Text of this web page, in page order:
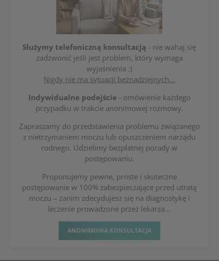
Służymy telefoniczną konsultacją - nie wahaj się
zadzwonić jeśli jest problem, który wymaga
wyjaśnienia :)
Nigdy nie ma sytuacji beznadziejnych…
Indywidualne podejście - omówienie każdego
przypadku w trakcie anonimowej rozmowy.
Zapraszamy do przedstawienia problemu związanego
z nietrzymaniem moczu lub opuszczeniem narządu
rodnego. Udzielimy bezpłatnej porady w
postępowaniu.
Proponujemy pewne, proste i skuteczne
postępowanie w 100% zabezpieczające przed utratą
moczu – zanim zdecydujesz się na diagnostykę i
leczenie prowadzone przez lekarza…
ANONIMOWA KONSULTACJA